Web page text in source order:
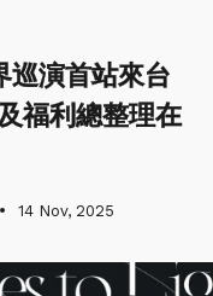
巡演首站來台
福利總整理在
14 Nov, 2025